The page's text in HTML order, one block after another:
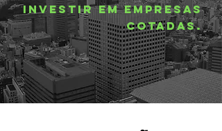
investir em empresas
cotadas.